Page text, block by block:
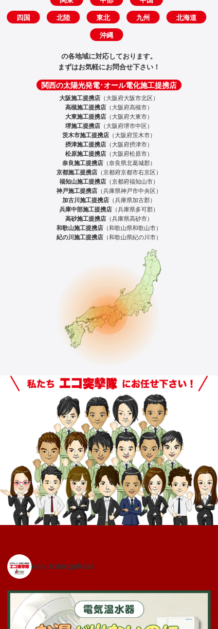
四国 北陸 東北 九州 北海道
沖縄
の各地域に対応しております。
まずはお気軽にお問合せ下さい！
関西の太陽光発電･オール電化施工提携店
大阪施工提携店 （大阪府大阪市北区）
高槻施工提携店 （大阪府高槻市）
大東施工提携店 （大阪府大東市）
堺施工提携店 （大阪府堺市中区）
茨木市施工提携店 （大阪府茨木市）
摂津施工提携店 （大阪府摂津市）
松原施工提携店 （大阪府松原市）
奈良施工提携店 （奈良県北葛城郡）
京都施工提携店 （京都府京都市右京区）
福知山施工提携店 （京都府福知山市）
神戸施工提携店 （兵庫県神戸市中央区）
加古川施工提携店 （兵庫県加古郡）
兵庫中部施工提携店 （兵庫県多可郡）
高砂施工提携店 （兵庫県高砂市）
和歌山施工提携店 （和歌山県和歌山市）
紀の川施工提携店 （和歌山県紀の川市）
eco_totsugekitai